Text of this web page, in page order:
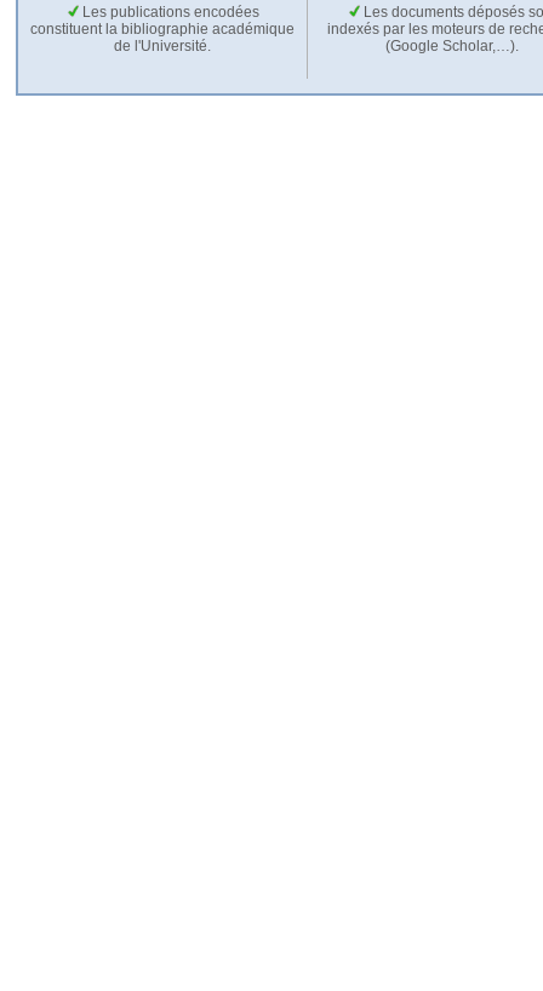
Les publications encodées
constituent la bibliographie académique
de l'Université.
Les documents déposés
indexés par les moteurs de
(Google Scholar,…).